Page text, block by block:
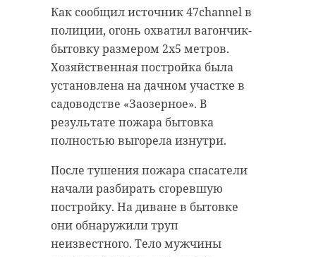
Как сообщил источник 47channel в
полиции, огонь охватил вагончик-
бытовку размером 2х5 метров.
Хозяйственная постройка была
установлена на дачном участке в
садоводстве «Заозерное». В
результате пожара бытовка
полностью выгорела изнутри.
После тушения пожара спасатели
начали разбирать сгоревшую
постройку. На диване в бытовке
они обнаружили труп
неизвестного. Тело мужчины
человека. Пол, возраст и личность
неизвестного устанавливаются.
Проводится проверка.
В лесу у Нового
Сертолово
нашли
человеческий
скелет
В понедельник, 5 сентября, в лесном
массиве напротив улицы Мира в
Новом Сертолово (Всеволожский
Маленький альпака, который
оказался девочкой, родился в
воскресенье, 11 сентября, в 11:00.
Видеозапись с мамой и ее
малышом опубликовали в
официальной группе усадьбы
Марьино.
Клубничка очень заботится о
своем детеныше, всячески его
поддерживая и оберегая. В
ближайшие семь-десять дней
малыш с мамой будут находиться